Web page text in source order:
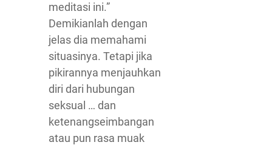
meditasi ini.”
Demikianlah dengan
jelas dia memahami
situasinya. Tetapi jika
pikirannya menjauhkan
diri dari hubungan
seksual … dan
ketenangseimbangan
atau pun rasa muak